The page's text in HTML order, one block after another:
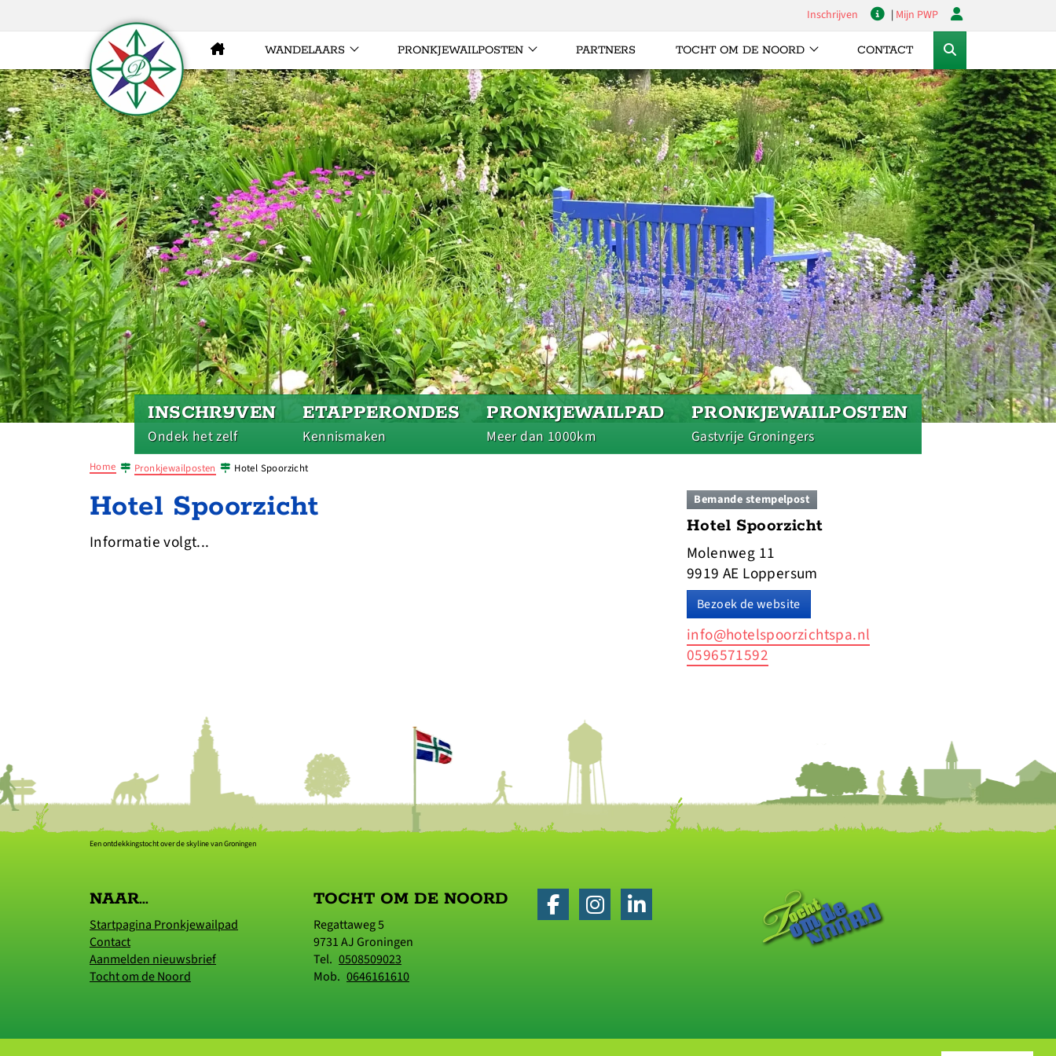
Inschrijven | Mijn PWP
WANDELAARS PRONKJEWAILPOSTEN PARTNERS TOCHT OM DE NOORD CONTACT
INSCHRIJVEN
Ondek het zelf
ETAPPERONDES
Kennismaken
PRONKJEWAILPAD
Meer dan 1000km
PRONKJEWAILPOSTEN
Gastvrije Groningers
Home Pronkjewailposten Hotel Spoorzicht
Hotel Spoorzicht
Informatie volgt...
Bemande stempelpost
Hotel Spoorzicht
Molenweg 11
9919 AE Loppersum
Bezoek de website
info@hotelspoorzichtspa.nl
0596571592
Een ontdekkingstocht over de skyline van Groningen
NAAR...
Startpagina Pronkjewailpad
Contact
Aanmelden nieuwsbrief
Tocht om de Noord
TOCHT OM DE NOORD
Regattaweg 5
9731 AJGroningen
Tel. 0508509023
Mob. 0646161610